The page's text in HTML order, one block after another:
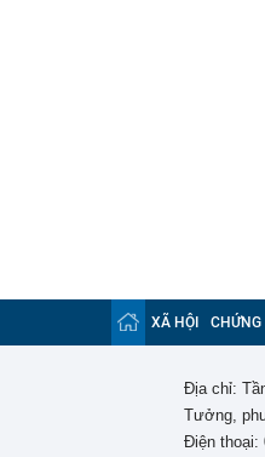
XÃ HỘI CHỨNG
Địa chỉ:
Tưởng,
Điện thoại: